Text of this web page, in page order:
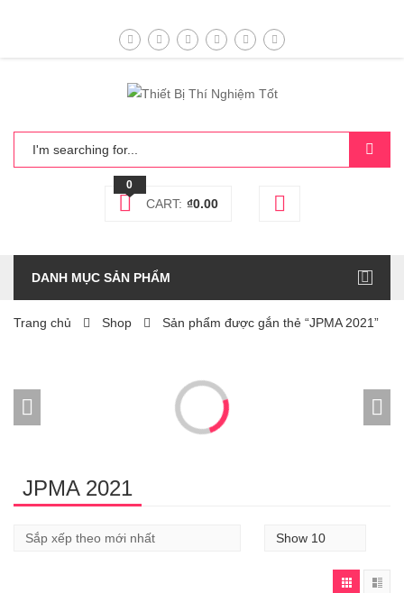
0
CART: ₫0.00
DANH MỤC SẢN PHẨM
Trang chủ Shop Sản phẩm được gắn thẻ “JPMA 2021”
JPMA 2021